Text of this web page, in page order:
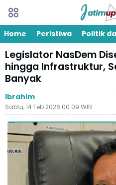
Home Peristiwa Politik
Legislator NasDem
hingga Infrastruktur,
Banyak
Ibrahim
Sabtu, 14 Feb 2026 00:09 WIB